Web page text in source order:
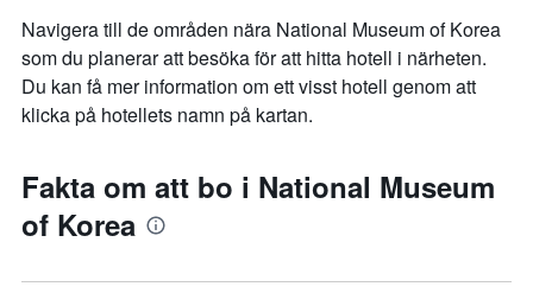
Navigera till de områden nära National Museum of Korea
som du planerar att besöka för att hitta hotell i närheten.
Du kan få mer information om ett visst hotell genom att
klicka på hotellets namn på kartan.
Fakta om att bo i National Museum
of Korea